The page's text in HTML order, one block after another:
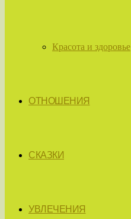
Красота и здоровье
ОТНОШЕНИЯ
СКАЗКИ
УВЛЕЧЕНИЯ